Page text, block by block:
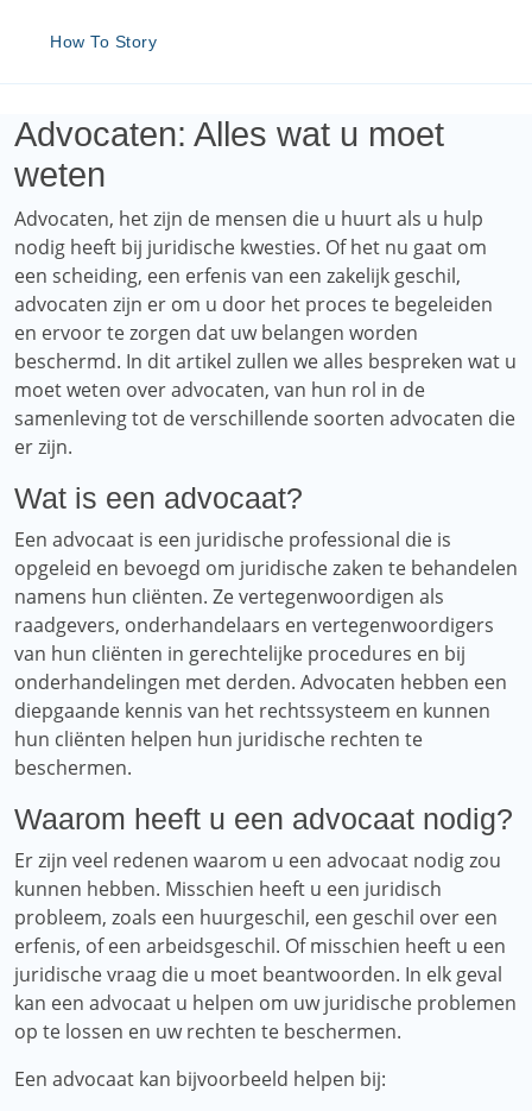
How To Story
Advocaten: Alles wat u moet
weten
Advocaten, het zijn de mensen die u huurt als u hulp
nodig heeft bij juridische kwesties. Of het nu gaat om
een ​​scheiding, een erfenis van een zakelijk geschil,
advocaten zijn er om u door het proces te begeleiden
en ervoor te zorgen dat uw belangen worden
beschermd. In dit artikel zullen we alles bespreken wat u
moet weten over advocaten, van hun rol in de
samenleving tot de verschillende soorten advocaten die
er zijn.
Wat is een advocaat?
Een advocaat is een juridische professional die is
opgeleid en bevoegd om juridische zaken te behandelen
namens hun cliënten. Ze vertegenwoordigen als
raadgevers, onderhandelaars en vertegenwoordigers
van hun cliënten in gerechtelijke procedures en bij
onderhandelingen met derden. Advocaten hebben een
diepgaande kennis van het rechtssysteem en kunnen
hun cliënten helpen hun juridische rechten te
beschermen.
Waarom heeft u een advocaat nodig?
Er zijn veel redenen waarom u een advocaat nodig zou
kunnen hebben. Misschien heeft u een juridisch
probleem, zoals een huurgeschil, een geschil over een
erfenis, of een arbeidsgeschil. Of misschien heeft u een
juridische vraag die u moet beantwoorden. In elk geval
kan een advocaat u helpen om uw juridische problemen
op te lossen en uw rechten te beschermen.
Een advocaat kan bijvoorbeeld helpen bij: